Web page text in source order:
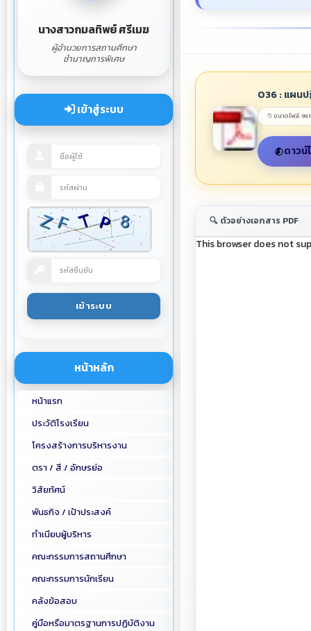
นางสาวกมลทิพย์ ศรีเมฆ
ผู้อำนวยการสถานศึกษา
ชำนาญการพิเศษ
เข้าสู่ระบบ
หน้าหลัก
หน้าแรก
ประวัติโรงเรียน
โครงสร้างการบริหารงาน
ตรา / สี / อักษรย่อ
วิสัยทัศน์
พันธกิจ / เป้าประสงค์
ทำเนียบผู้บริหาร
คณะกรรมการสถานศึกษา
คณะกรรมการนักเรียน
คลังข้อสอบ
คู่มือหรือมาตรฐานการปฏิบัติงาน
O36 : แผน
📁 ขนาดไฟล์:
ดาวน์
🔍 ตัวอย่างเอกสาร PDF
This browser does not